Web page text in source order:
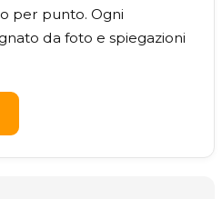
per punto. Ogni
da foto e spiegazioni